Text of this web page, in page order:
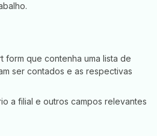
form que contenha uma lista de
ser contados e as respectivas
a filial e outros campos relevantes